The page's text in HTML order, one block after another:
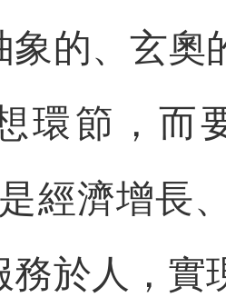
象的、玄奧
環節，而
經濟增長
務於人，